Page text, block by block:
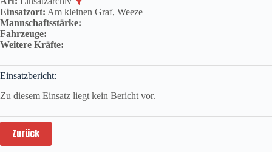
Einsatzort: Am kleinen Graf, Weeze
Mannschaftsstärke:
Fahrzeuge:
Weitere Kräfte:
Einsatzbericht:
Zu diesem Einsatz liegt kein Bericht vor.
Zurück